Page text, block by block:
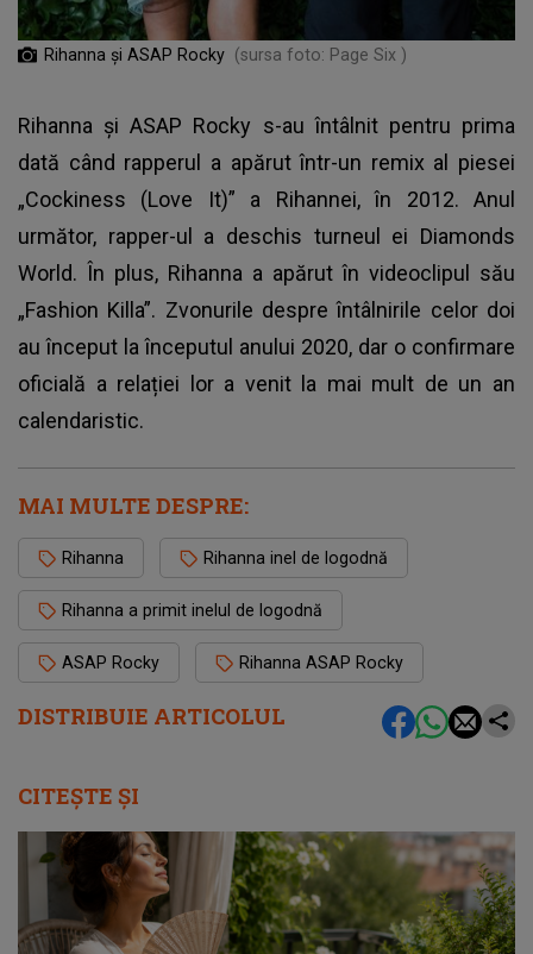
DISTRIBUIE ARTICOLUL
Rihanna și ASAP Rocky (sursa foto: Page Six )
Rihanna și ASAP Rocky s-au întâlnit pentru prima
dată când rapperul a apărut într-un remix al piesei
„Cockiness (Love It)” a Rihannei, în 2012. Anul
următor, rapper-ul a deschis turneul ei Diamonds
World. În plus, Rihanna a apărut în videoclipul său
„Fashion Killa”. Zvonurile despre întâlnirile celor doi
au început la începutul anului 2020, dar o confirmare
oficială a relației lor a venit la mai mult de un an
calendaristic.
MAI MULTE DESPRE:
Rihanna Rihanna inel de logodnă
Rihanna a primit inelul de logodnă
ASAP Rocky Rihanna ASAP Rocky
CITEȘTE ȘI